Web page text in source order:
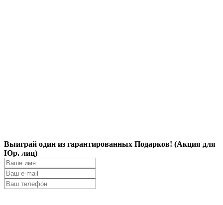
Выиграй один из гарантированных Подарков! (Акция для
Юр. лиц)